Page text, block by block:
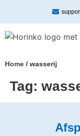
Home / wasserij
Tag: